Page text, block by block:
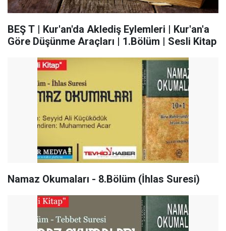
BEŞ T | Kur'an'da Aklediş Eylemleri | Kur'an'a
Göre Düşünme Araçları | 1.Bölüm | Sesli Kitap
Namaz Okumaları - 8.Bölüm (İhlas Suresi)